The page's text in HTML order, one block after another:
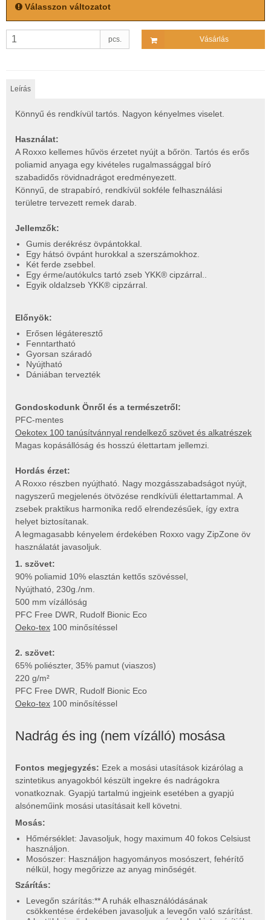
Válasszon változatot
pcs. Vásárlás
Leírás
Könnyű és rendkívül tartós. Nagyon kényelmes viselet.
Használat:
A Roxxo kellemes hűvös érzetet nyújt a bőrön. Tartós és erős
poliamid anyaga egy kivételes rugalmassággal bíró
szabadidős rövidnadrágot eredményezett.
Könnyű, de strapabíró, rendkívül sokféle felhasználási
területre tervezett remek darab.
Jellemzők:
Gumis derékrész övpántokkal.
Egy hátsó övpánt hurokkal a szerszámokhoz.
Két ferde zsebbel.
Egy érme/autókulcs tartó zseb YKK® cipzárral..
Egyik oldalzseb YKK® cipzárral.
Előnyök:
Erősen légáteresztő
Fenntartható
Gyorsan száradó
Nyújtható
Dániában tervezték
Gondoskodunk Önről és a természetről:
PFC-mentes
Oekotex 100 tanúsítvánnyal rendelkező szövet és alkatrészek
Magas kopásállóság és hosszú élettartam jellemzi.
Hordás érzet:
A Roxxo részben nyújtható. Nagy mozgásszabadságot nyújt,
nagyszerű megjelenés ötvözése rendkívüli élettartammal. A
zsebek praktikus harmonika redő elrendezésűek, így extra
helyet biztosítanak.
A legmagasabb kényelem érdekében Roxxo vagy ZipZone öv
használatát javasoljuk.
1. szövet:
90% poliamid 10% elasztán kettős szövéssel,
Nyújtható, 230g./nm.
500 mm vízállóság
PFC Free DWR, Rudolf Bionic Eco
Oeko-tex 100 minősítéssel
2. szövet:
65% poliészter, 35% pamut (viaszos)
220 g/m²
PFC Free DWR, Rudolf Bionic Eco
Oeko-tex 100 minősítéssel
Nadrág és ing (nem vízálló) mosása
Fontos megjegyzés: Ezek a mosási utasítások kizárólag a
szintetikus anyagokból készült ingekre és nadrágokra
vonatkoznak. Gyapjú tartalmú ingjeink esetében a gyapjú
alsóneműink mosási utasításait kell követni.
Mosás:
Hőmérséklet: Javasoljuk, hogy maximum 40 fokos Celsiust
használjon.
Mosószer: Használjon hagyományos mosószert, fehérítő
nélkül, hogy megőrizze az anyag minőségét.
Szárítás:
Levegőn szárítás:** A ruhák elhasználódásának
csökkentése érdekében javasoljuk a levegőn való szárítást.